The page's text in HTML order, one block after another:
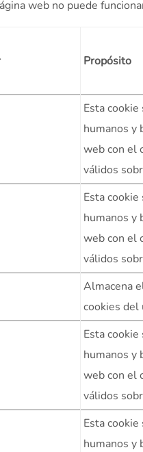
web no puede
Propósito
Esta
humanos y
web con el
válidos
Esta
humanos y
web con el
válidos
Almacena
cookies del
Esta
humanos y
web con el
válidos
Esta
humanos y